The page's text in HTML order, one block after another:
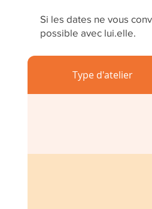
Si les dates ne vous
possible avec lui.elle.
Type d'atelier